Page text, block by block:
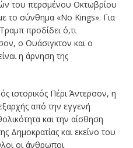
του περσμένου Οκτωβρίου
το σύνθημα «No Kings». Για
προδίδει ό,τι
ο Ουάσιγκτον και ο
η άρνηση της
ιστορικός Πέρι Άντερσον, η
από την εγγενή
και την αίσθηση
Δημοκρατίας και εκείνο του
οι άνθρωποι